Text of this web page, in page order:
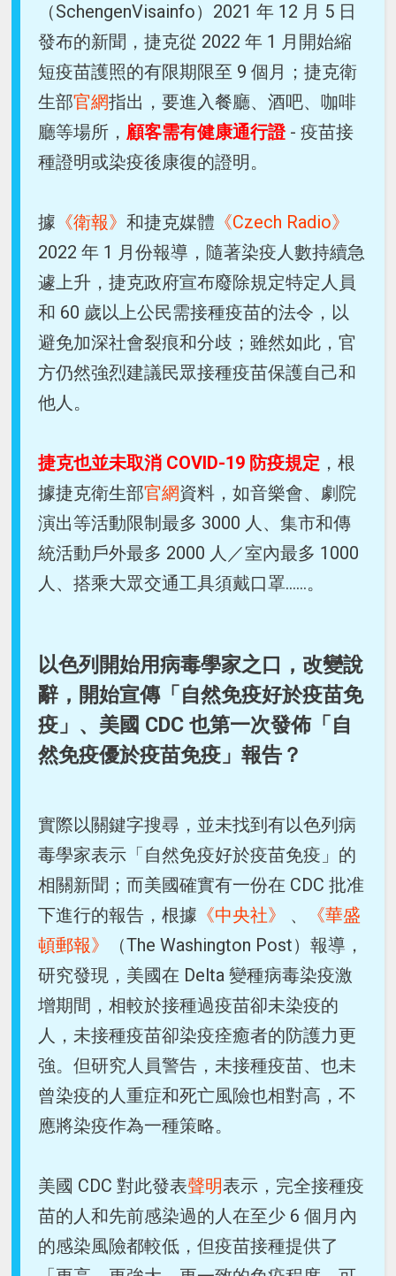
（SchengenVisainfo）2021 年 12 月 5 日
發布的新聞，捷克從 2022 年 1 月開始縮
短疫苗護照的有限期限至 9 個月；捷克衛
生部官網指出，要進入餐廳、酒吧、咖啡
廳等場所， 顧客需有健康通行證- 疫苗接
種證明或染疫後康復的證明。
據 《衛報》和捷克媒體 《Czech Radio》
2022 年 1 月份報導，隨著染疫人數持續急
遽上升，捷克政府宣布廢除規定特定人員
和 60 歲以上公民需接種疫苗的法令，以
避免加深社會裂痕和分歧；雖然如此，官
方仍然強烈建議民眾接種疫苗保護自己和
他人。
捷克也並未取消 COVID-19 防疫規定 ，根
據捷克衛生部官網資料，如音樂會、劇院
演出等活動限制最多 3000 人、集市和傳
統活動戶外最多 2000 人／室內最多 1000
人、搭乘大眾交通工具須戴口罩......。
以色列開始用病毒學家之口，改變說
辭，開始宣傳「自然免疫好於疫苗免
疫」、美國 CDC 也第一次發佈「自
然免疫優於疫苗免疫」報告？
實際以關鍵字搜尋，並未找到有以色列病
毒學家表示「自然免疫好於疫苗免疫」的
相關新聞；而美國確實有一份在 CDC 批准
下進行的報告，根據 《中央社》 、
《華盛
頓郵報》
（The Washington Post）報導，
研究發現，美國在 Delta 變種病毒染疫激
增期間，相較於接種過疫苗卻未染疫的
人，未接種疫苗卻染疫痊癒者的防護力更
強。但研究人員警告，未接種疫苗、也未
曾染疫的人重症和死亡風險也相對高，不
應將染疫作為一種策略。
美國 CDC 對此發表聲明表示，完全接種疫
苗的人和先前感染過的人在至少 6 個月內
的感染風險都較低，但疫苗接種提供了